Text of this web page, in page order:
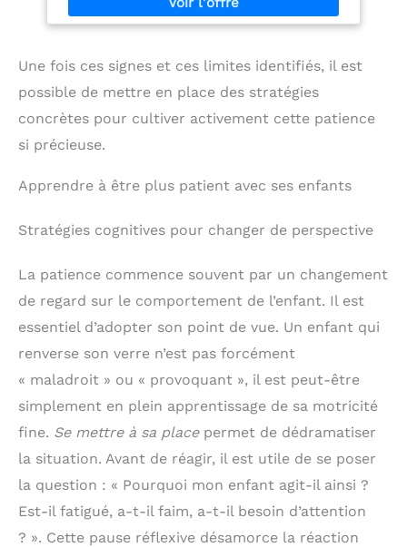
et une poche intérieure
extensible à l'arrière pour
cartes de visite. Carnet A5
polyvalent : le format A5
classique est parfait pour
transporter dans votre
notes fiable pour les
aventures, ou d'un
pensées, ce carnet à
lignes est un excellent
tout-en-un. Excellent
polyvalence : le cadeau
idéal pour toutes les
design intemporel et ses
pratiques, ce carnet
exécutif constitue un
impressionnant pour les
collègues, les amis, les
diplômés ou toute
personne qui apprécie le
sans alcool, diluées à l’eau, conformes aux
Une fois ces signes et ces limites identifiés, il est
possible de mettre en place des stratégies
concrètes pour cultiver activement cette patience
si précieuse.
Apprendre à être plus patient avec ses enfants
Stratégies cognitives pour changer de perspective
La patience commence souvent par un changement
de regard sur le comportement de l’enfant. Il est
essentiel d’adopter son point de vue. Un enfant qui
renverse son verre n’est pas forcément
« maladroit » ou « provoquant », il est peut-être
simplement en plein apprentissage de sa motricité
fine. Se mettre à sa placepermet de dédramatiser
la situation. Avant de réagir, il est utile de se poser
la question : « Pourquoi mon enfant agit-il ainsi ?
Est-il fatigué, a-t-il faim, a-t-il besoin d’attention
? ». Cette pause réflexive désamorce la réaction